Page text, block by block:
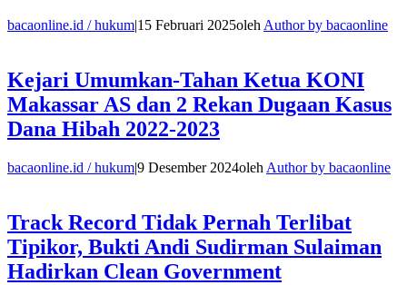
bacaonline.id / hukum|15 Februari 2025oleh Author by bacaonline
Kejari Umumkan-Tahan Ketua KONI
Makassar AS dan 2 Rekan Dugaan Kasus
Dana Hibah 2022-2023
bacaonline.id / hukum|9 Desember 2024oleh Author by bacaonline
Track Record Tidak Pernah Terlibat
Tipikor, Bukti Andi Sudirman Sulaiman
Hadirkan Clean Government